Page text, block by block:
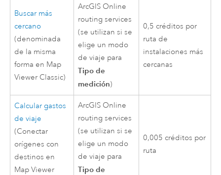
Buscar más
cercano
(denominada
de la misma
forma en Map
Viewer Classic)
ArcGIS Online
routing services
(se utilizan si se
elige un modo
de viaje para
Tipo de
medición)
0,5 créditos por
ruta de
instalaciones más
cercanas
Calcular gastos
de viaje
(Conectar
orígenes con
destinos en
Map Viewer
ArcGIS Online
routing services
(se utilizan si se
elige un modo
de viaje para
Tipo de
0,005 créditos por
ruta